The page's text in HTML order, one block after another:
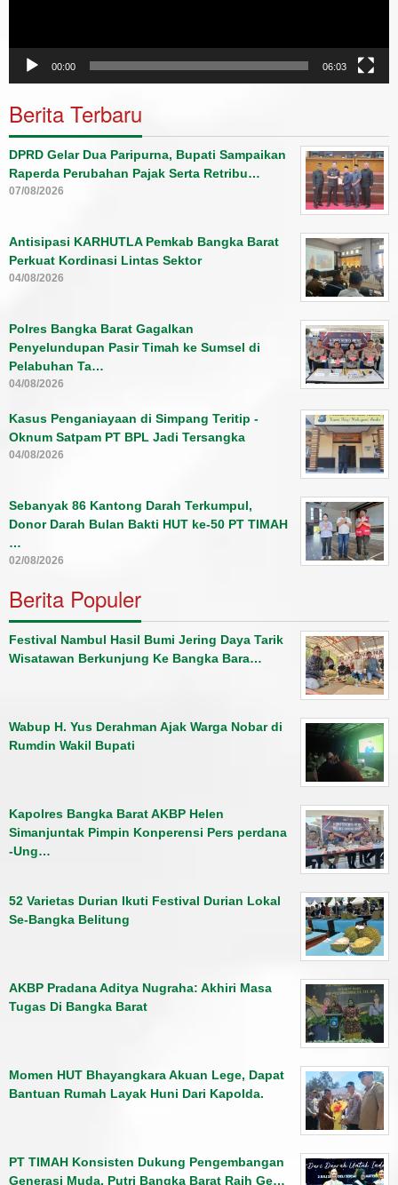
00:00 06:03
Berita Terbaru
DPRD Gelar Dua Paripurna, Bupati Sampaikan
Raperda Perubahan Pajak Serta Retribu…
07/08/2026
Antisipasi KARHUTLA Pemkab Bangka Barat
Perkuat Kordinasi Lintas Sektor
04/08/2026
Polres Bangka Barat Gagalkan
Penyelundupan Pasir Timah ke Sumsel di
Pelabuhan Ta…
04/08/2026
Kasus Penganiayaan di Simpang Teritip -
Oknum Satpam PT BPL Jadi Tersangka
04/08/2026
Sebanyak 86 Kantong Darah Terkumpul,
Donor Darah Bulan Bakti HUT ke-50 PT TIMAH
…
02/08/2026
Berita Populer
Festival Nambul Hasil Bumi Jering Daya Tarik
Wisatawan Berkunjung Ke Bangka Bara…
Wabup H. Yus Derahman Ajak Warga Nobar di
Rumdin Wakil Bupati
Kapolres Bangka Barat AKBP Helen
Simanjuntak Pimpin Konperensi Pers perdana
-Ung…
52 Varietas Durian Ikuti Festival Durian Lokal
Se-Bangka Belitung
AKBP Pradana Aditya Nugraha: Akhiri Masa
Tugas Di Bangka Barat
Momen HUT Bhayangkara Akuan Lege, Dapat
Bantuan Rumah Layak Huni Dari Kapolda.
PT TIMAH Konsisten Dukung Pengembangan
Generasi Muda, Putri Bangka Barat Raih Ge…